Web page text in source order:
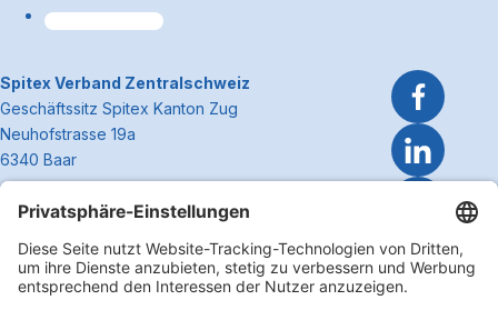
~Kontaktinformationen
Spitex Verband Zentralschweiz
Geschäftssitz Spitex Kanton Zug
Neuhofstrasse 19a
6340 Baar
Telefon 041 362 27 37
info@spitexzentralschweiz.ch